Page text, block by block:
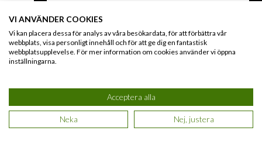
FAQ
Kontakta oss
Engros & HORESTA
© 2021 WineGuys ApS. All rights reserved
VI ANVÄNDER COOKIES
Vi kan placera dessa för analys av våra besökardata, för att förbättra vår
webbplats, visa personligt innehåll och för att ge dig en fantastisk
webbplatsupplevelse. För mer information om cookies använder vi öppna
inställningarna.
Acceptera alla
Neka Nej, justera
DIN EMAIL
Du giver os lov at kontakte dig på e-mail og kan til enhver tid afmelde dig
igen på linket i bunden af vores e-mails. Læs også voresprivatlivs politik.